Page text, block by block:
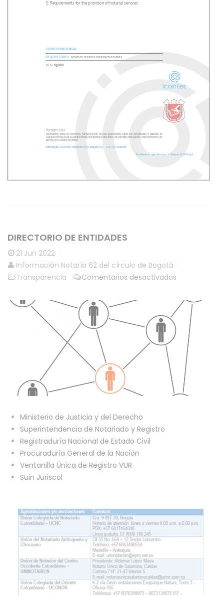
DIRECTORIO DE ENTIDADES
21 Jun 2022
Información Notaría 62 del círculo de Bogotá
Transparencia
Comentarios desactivados
de
entidades
Ministerio de Justicia y del Derecho
Superintendencia de Notariado y Registro
Registraduría Nacional de Estado Civil
Procuraduría General de la Nación
Ventanilla Única de Registro VUR
Suin Juriscol